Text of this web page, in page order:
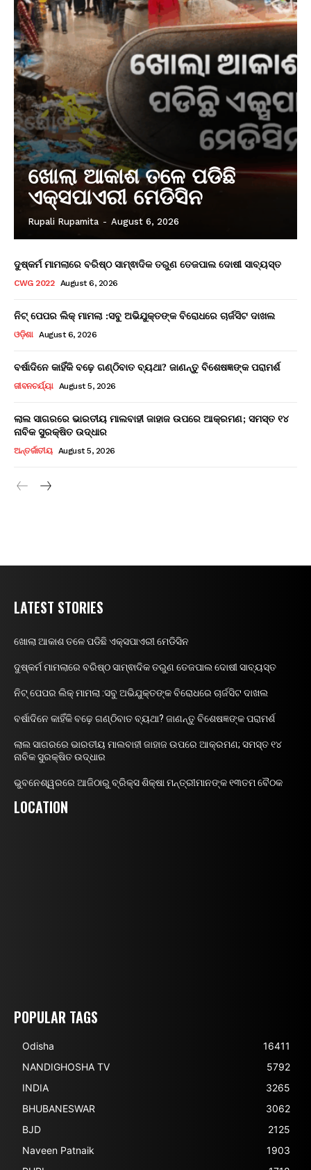
ଖୋଲା ଆକାଶ ତଳେ ପଡିଛି
ଏକ୍ସପାଏରୀ ମେଡିସିନ
Rupali Rupamita - August 6, 2026
ଦୁଷ୍କର୍ମ ମାମଲାରେ ବରିଷ୍ଠ ସାମ୍ଵାଦିକ ତରୁଣ ତେଜପାଲ ଦୋଷୀ ସାବ୍ୟସ୍ତ
CWG 2022 August 6, 2026
ନିଟ୍ ପେପର ଲିକ୍ ମାମଲା :ସବୁ ଅଭିଯୁକ୍ତଙ୍କ ବିରୋଧରେ ଚାର୍ଜସିଟ ଦାଖଲ
ଓଡ଼ିଶା August 6, 2026
ବର୍ଷାଦିନେ କାହିଁକି ବଢ଼େ ଗଣ୍ଠିବାତ ବ୍ୟଥା? ଜାଣନ୍ତୁ ବିଶେଷଜ୍ଞଙ୍କ ପରାମର୍ଶ
ଜୀବନଚର୍ଯ୍ୟା August 5, 2026
ଲାଲ ସାଗରରେ ଭାରତୀୟ ମାଲବାହୀ ଜାହାଜ ଉପରେ ଆକ୍ରମଣ; ସମସ୍ତ ୧୪
ନାବିକ ସୁରକ୍ଷିତ ଉଦ୍ଧାର
ଅନ୍ତର୍ଜାତୀୟ August 5, 2026
LATEST STORIES
ଖୋଲା ଆକାଶ ତଳେ ପଡିଛି ଏକ୍ସପାଏରୀ ମେଡିସିନ
ଦୁଷ୍କର୍ମ ମାମଲାରେ ବରିଷ୍ଠ ସାମ୍ଵାଦିକ ତରୁଣ ତେଜପାଲ ଦୋଷୀ ସାବ୍ୟସ୍ତ
ନିଟ୍ ପେପର ଲିକ୍ ମାମଲା :ସବୁ ଅଭିଯୁକ୍ତଙ୍କ ବିରୋଧରେ ଚାର୍ଜସିଟ ଦାଖଲ
ବର୍ଷାଦିନେ କାହିଁକି ବଢ଼େ ଗଣ୍ଠିବାତ ବ୍ୟଥା? ଜାଣନ୍ତୁ ବିଶେଷଜ୍ଞଙ୍କ ପରାମର୍ଶ
ଲାଲ ସାଗରରେ ଭାରତୀୟ ମାଲବାହୀ ଜାହାଜ ଉପରେ ଆକ୍ରମଣ; ସମସ୍ତ ୧୪
ନାବିକ ସୁରକ୍ଷିତ ଉଦ୍ଧାର
ଭୁବନେଶ୍ୱରରେ ଆଜିଠାରୁ ବ୍ରିକ୍ସ ଶିକ୍ଷା ମନ୍ତ୍ରୀମାନଙ୍କ ୧୩ତମ ବୈଠକ
LOCATION
POPULAR TAGS
Odisha
16411
NANDIGHOSHA TV
5792
INDIA
3265
BHUBANESWAR
3062
BJD
2125
Naveen Patnaik
1903